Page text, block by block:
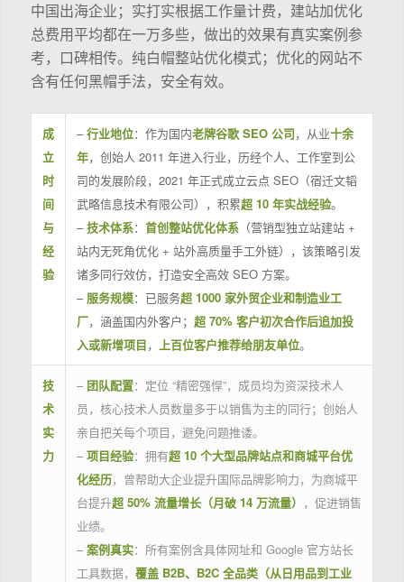
中国出海企业；实打实根据工作量计费，建站加优化
总费用平均都在一万多些，做出的效果有真实案例参
考，口碑相传。纯白帽整站优化模式；优化的网站不
含有任何黑帽手法，安全有效。
成
立
时
间
与
经
验
–行业地位：作为国内老牌谷歌 SEO 公司，从业十余
年，创始人 2011 年进入行业，历经个人、工作室到公
司的发展阶段，2021 年正式成立云点 SEO（宿迁文韬
武略信息技术有限公司），积累超 10 年实战经验。
–技术体系： 首创整站优化体系（营销型独立站建站 +
站内无死角优化 + 站外高质量手工外链），该策略引发
诸多同行效仿，打造安全高效 SEO 方案。
– 服务规模：已服务超 1000 家外贸企业和制造业工
厂，涵盖国内外客户； 超 70% 客户初次合作后追加投
入或新增项目， 上百位客户推荐给朋友单位。
技
术
实
力
– 团队配置：定位 “精密强悍”，成员均为资深技术人
员，核心技术人员数量多于以销售为主的同行；创始人
亲自把关每个项目，避免问题推诿。
– 项目经验：拥有超 10 个大型品牌站点和商城平台优
化经历，曾帮助大企业提升国际品牌影响力，为商城平
台提升超 50% 流量增长（月破 14 万流量） ，促进销售
业绩。
– 案例真实：所有案例含具体网址和 Google 官方站长
工具数据， 覆盖 B2B、B2C 全品类（从日用品到工业